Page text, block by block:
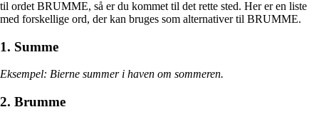
til ordet BRUMME, så er du kommet til det rette sted. Her er en liste
med forskellige ord, der kan bruges som alternativer til BRUMME.
1. Summe
Eksempel: Bierne summer i haven om sommeren.
2. Brumme